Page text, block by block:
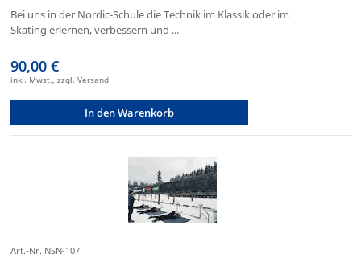
Bei uns in der Nordic-Schule die Technik im Klassik oder im
Skating erlernen, verbessern und ...
90,00 €
inkl. Mwst., zzgl. Versand
In den Warenkorb
Art.-Nr. NSN-107